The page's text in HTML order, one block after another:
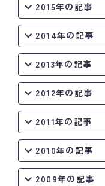
2015年の記事
2014年の記事
2013年の記事
2012年の記事
2011年の記事
2010年の記事
2009年の記事